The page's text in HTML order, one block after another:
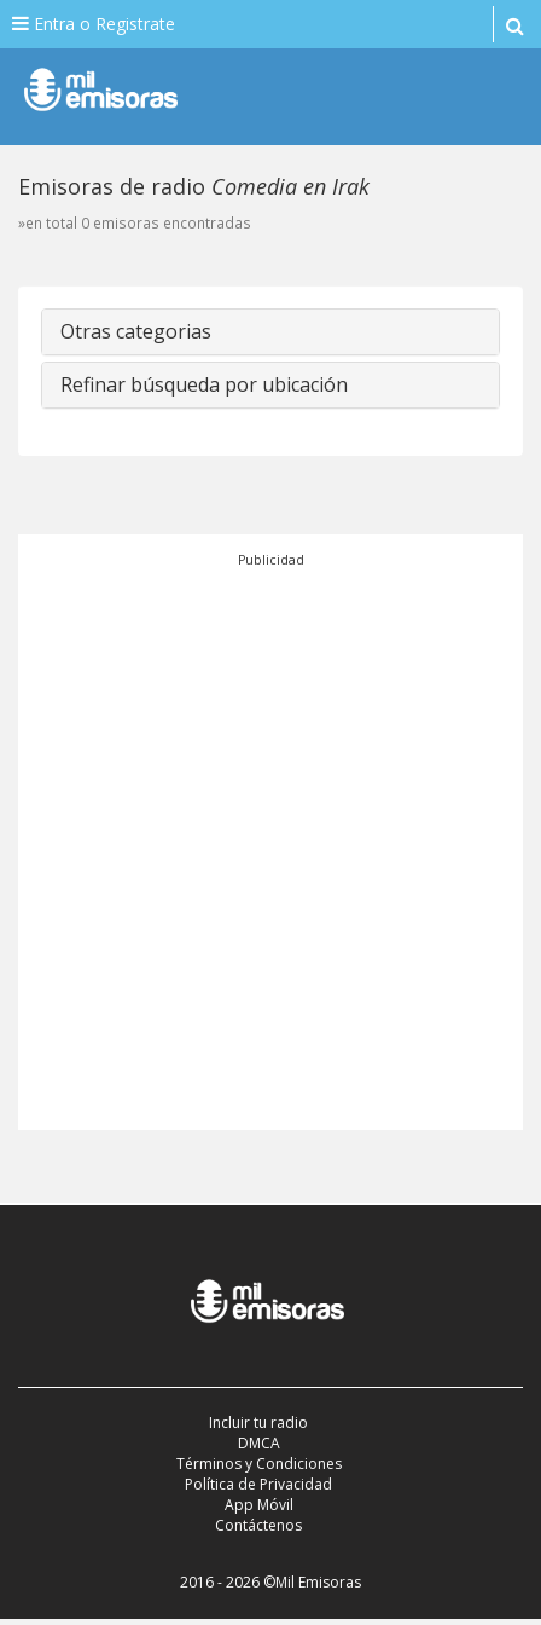
Entra o Registrate
Emisoras de radio Comedia en Irak
»en total 0 emisoras encontradas
Otras categorias
Refinar búsqueda por ubicación
Publicidad
Incluir tu radio
DMCA
Términos y Condiciones
Política de Privacidad
App Móvil
Contáctenos
2016 - 2026 ©Mil Emisoras